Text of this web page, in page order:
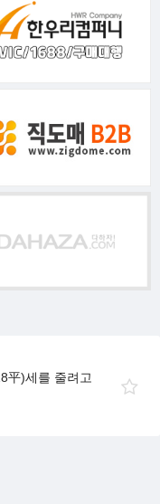
平)세를 줄려고